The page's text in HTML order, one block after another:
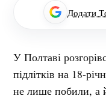
Додати
У Полтаві
підлітків на 18-
не лише побили, а